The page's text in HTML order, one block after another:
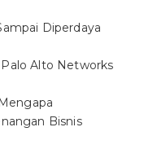
Diperdaya
Alto Networks
Bisnis